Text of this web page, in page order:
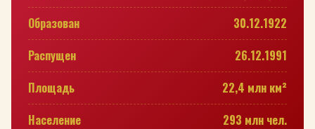
Образован
30.12.1922
Распущен
26.12.1991
Площадь
22,4 млн км²
Население
293 млн чел.